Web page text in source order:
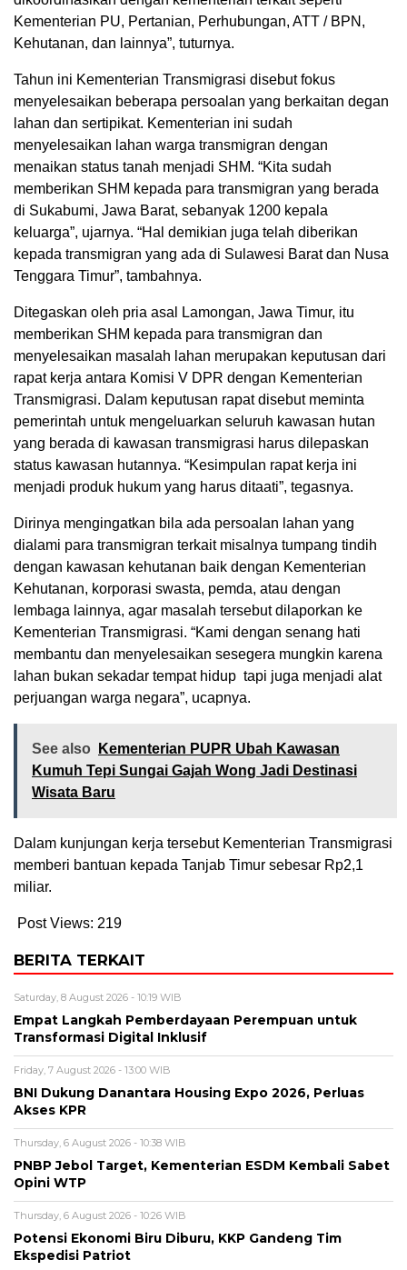
Kementerian PU, Pertanian, Perhubungan, ATT / BPN,
Kehutanan, dan lainnya”, tuturnya.
Tahun ini Kementerian Transmigrasi disebut fokus
menyelesaikan beberapa persoalan yang berkaitan degan
lahan dan sertipikat. Kementerian ini sudah
menyelesaikan lahan warga transmigran dengan
menaikan status tanah menjadi SHM. “Kita sudah
memberikan SHM kepada para transmigran yang berada
di Sukabumi, Jawa Barat, sebanyak 1200 kepala
keluarga”, ujarnya. “Hal demikian juga telah diberikan
kepada transmigran yang ada di Sulawesi Barat dan Nusa
Tenggara Timur”, tambahnya.
Ditegaskan oleh pria asal Lamongan, Jawa Timur, itu
memberikan SHM kepada para transmigran dan
menyelesaikan masalah lahan merupakan keputusan dari
rapat kerja antara Komisi V DPR dengan Kementerian
Transmigrasi. Dalam keputusan rapat disebut meminta
pemerintah untuk mengeluarkan seluruh kawasan hutan
yang berada di kawasan transmigrasi harus dilepaskan
status kawasan hutannya. “Kesimpulan rapat kerja ini
menjadi produk hukum yang harus ditaati”, tegasnya.
Dirinya mengingatkan bila ada persoalan lahan yang
dialami para transmigran terkait misalnya tumpang tindih
dengan kawasan kehutanan baik dengan Kementerian
Kehutanan, korporasi swasta, pemda, atau dengan
lembaga lainnya, agar masalah tersebut dilaporkan ke
Kementerian Transmigrasi. “Kami dengan senang hati
membantu dan menyelesaikan sesegera mungkin karena
lahan bukan sekadar tempat hidup tapi juga menjadi alat
perjuangan warga negara”, ucapnya.
See also
Kementerian PUPR Ubah Kawasan
Kumuh Tepi Sungai Gajah Wong Jadi Destinasi
Wisata Baru
Dalam kunjungan kerja tersebut Kementerian Transmigrasi
memberi bantuan kepada Tanjab Timur sebesar Rp2,1
miliar.
Post Views: 219
BERITA TERKAIT
Saturday, 8 August 2026 - 10:19 WIB
Empat Langkah Pemberdayaan Perempuan untuk
Transformasi Digital Inklusif
Friday, 7 August 2026 - 13:00 WIB
BNI Dukung Danantara Housing Expo 2026, Perluas
Akses KPR
Thursday, 6 August 2026 - 10:38 WIB
PNBP Jebol Target, Kementerian ESDM Kembali Sabet
Opini WTP
Thursday, 6 August 2026 - 10:26 WIB
Potensi Ekonomi Biru Diburu, KKP Gandeng Tim
Ekspedisi Patriot